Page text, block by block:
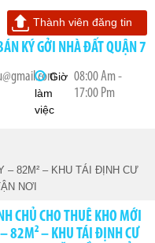
KÝ GỞI NHÀ ĐẤT QUẬN 7
Giờ
làm
việc
08:00 Am -
17:00 Pm
Thành viên đăng tin
– 82M² – KHU TÁI ĐỊNH CƯ
NƠI
CHỦ CHO THUÊ KHO MỚI
– 82M² – KHU TÁI ĐỊNH CƯ